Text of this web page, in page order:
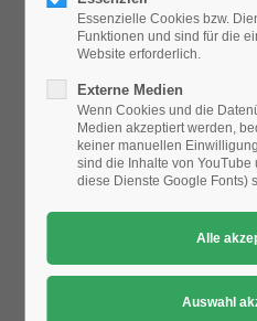
24h/
We offer support for our customers
Mon - Fri 8:00am - 5:00pm(GMT
Get in touch
nicht
Bitte ändern Sie die
auch "externe
Essenzielle Cookies bzw.
Funktionen und sind für die
Website erforderlich.
Externe Medien
Wenn Cookies und die
Medien akzeptiert werden,
keiner manuellen
sind die Inhalte von
diese Dienste Google Fonts)